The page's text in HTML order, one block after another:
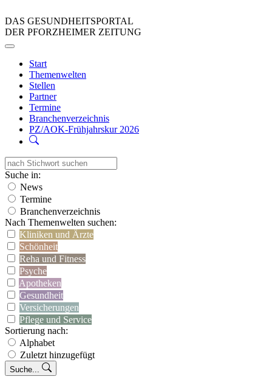
DAS GESUNDHEITSPORTAL
DER PFORZHEIMER ZEITUNG
Start
Themenwelten
Stellen
Partner
Termine
Branchenverzeichnis
PZ/AOK-Frühjahrskur 2026
Suche in:
News
Termine
Branchenverzeichnis
Nach Themenwelten suchen:
Kliniken und Ärzte
Schönheit
Reha und Fitness
Psyche
Apotheken
Gesundheit
Versicherungen
Pflege und Service
Sortierung nach:
Alphabet
Zuletzt hinzugefügt
Suche...